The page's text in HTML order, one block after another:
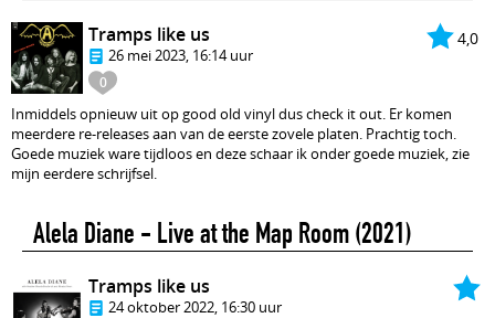
4,0
0
Tramps like us
26 mei 2023, 16:14 uur
Inmiddels opnieuw uit op good old vinyl dus check it out. Er komen
meerdere re-releases aan van de eerste zovele platen. Prachtig toch.
Goede muziek ware tijdloos en deze schaar ik onder goede muziek, zie
mijn eerdere schrijfsel.
Alela Diane - Live at the Map Room(2021)
Tramps like us
24 oktober 2022, 16:30 uur